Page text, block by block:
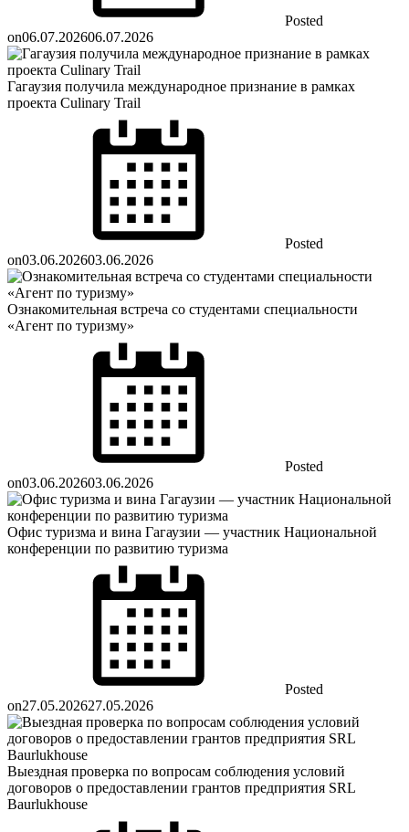
Posted
on06.07.202606.07.2026
Гагаузия получила международное признание в рамках
проекта Culinary Trail
Posted
on03.06.202603.06.2026
Ознакомительная встреча со студентами специальности
«Агент по туризму»
Posted
on03.06.202603.06.2026
Офис туризма и вина Гагаузии — участник Национальной
конференции по развитию туризма
Posted
on27.05.202627.05.2026
Выездная проверка по вопросам соблюдения условий
договоров о предоставлении грантов предприятия SRL
Baurlukhouse